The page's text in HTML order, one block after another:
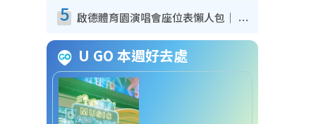
5 啟德體育園演唱會座位表懶人包｜ 現場實測啟德主場館行數/段數/視角位置全攻略
U GO 本週好去處